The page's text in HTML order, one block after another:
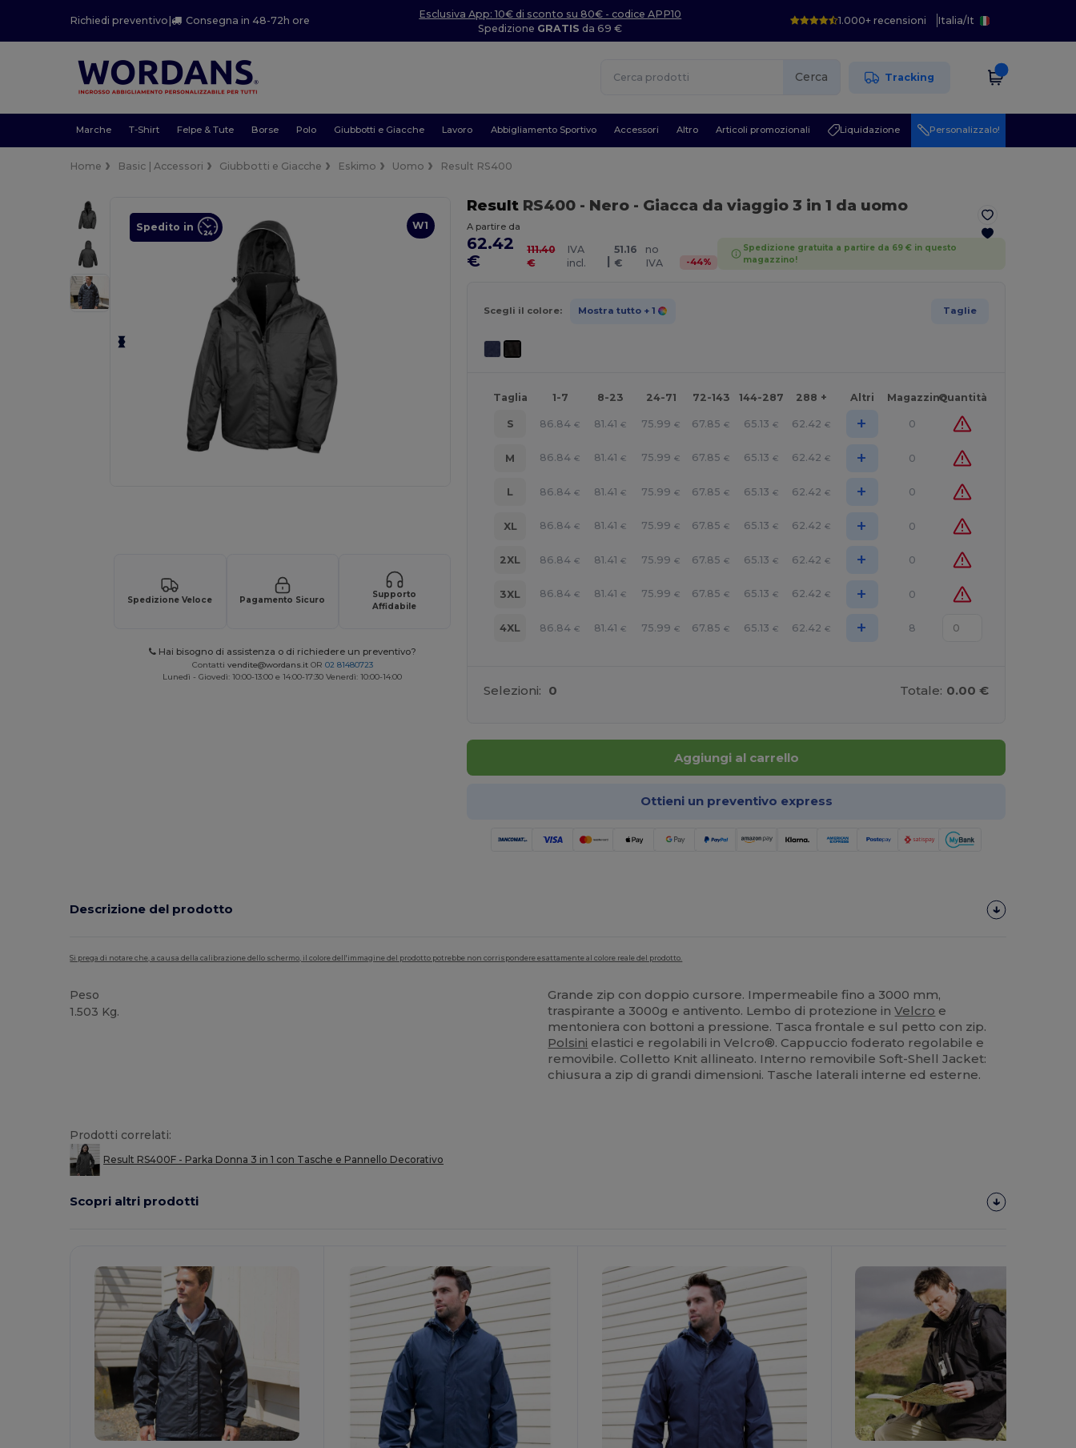
Richiedi preventivo | Consegna in 48-72h ore
Esclusiva App: 10€ di sconto su 80€ - codice APP10
Spedizione GRATIS da 69 €
1.000+ recensioni Italia/It
Cerca Tracking
Marche T-Shirt Felpe & Tute Borse Polo Giubbotti e Giacche Lavoro Abbigliamento Sportivo Accessori Altro Articoli promozionali Liquidazione Personalizzalo!
Home Basic | Accessori Giubbotti e Giacche Eskimo Uomo Result RS400
W1
Spedito in
Spedizione Veloce Pagamento Sicuro
Supporto
Affidabile
Hai bisogno di assistenza o di richiedere un preventivo?
Contatti vendite@wordans.it OR 02 81480723
Lunedì - Giovedì: 10:00-13:00 e 14:00-17:30 Venerdì: 10:00-14:00
ResultRS400 - Nero- Giacca da viaggio 3 in 1 da uomo
A partire da
62.42
€
111.40
€
IVA
incl.
|
51.16
€
no
IVA
-44%
Spedizione gratuita a partire da 69 € in questo
magazzino!
Scegli il colore: Mostra tutto + 1 Taglie
Taglia 1-7 8-23 24-71 72-143 144-287 288 + Altri MagazzinoQuantità
S 86.84 € 81.41 € 75.99 € 67.85 € 65.13 € 62.42 € + 0
M 86.84 € 81.41 € 75.99 € 67.85 € 65.13 € 62.42 € + 0
L 86.84 € 81.41 € 75.99 € 67.85 € 65.13 € 62.42 € + 0
XL 86.84 € 81.41 € 75.99 € 67.85 € 65.13 € 62.42 € + 0
2XL 86.84 € 81.41 € 75.99 € 67.85 € 65.13 € 62.42 € + 0
3XL 86.84 € 81.41 € 75.99 € 67.85 € 65.13 € 62.42 € + 0
4XL 86.84 € 81.41 € 75.99 € 67.85 € 65.13 € 62.42 € + 8
Selezioni: 0 Totale: 0.00 €
Aggiungi al carrello
Ottieni un preventivo express
Descrizione del prodotto
Si prega di notare che, a causa della calibrazione dello schermo, il colore dell'immagine del prodotto potrebbe non corrispondere esattamente al colore reale del prodotto.
Peso
1.503 Kg.
Grande zip con doppio cursore. Impermeabile fino a 3000 mm,
traspirante a 3000g e antivento. Lembo di protezione inVelcro e
mentoniera con bottoni a pressione. Tasca frontale e sul petto con zip.
Polsini elastici e regolabili in Velcro®. Cappuccio foderato regolabile e
removibile. Colletto Knit allineato. Interno removibile Soft-Shell Jacket:
chiusura a zip di grandi dimensioni. Tasche laterali interne ed esterne.
Prodotti correlati:
Result RS400F - Parka Donna 3 in 1 con Tasche e Pannello Decorativo
Scopri altri prodotti